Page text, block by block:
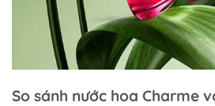
So sánh nước hoa Charme